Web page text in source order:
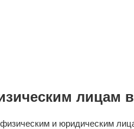
лицам
и юридическим